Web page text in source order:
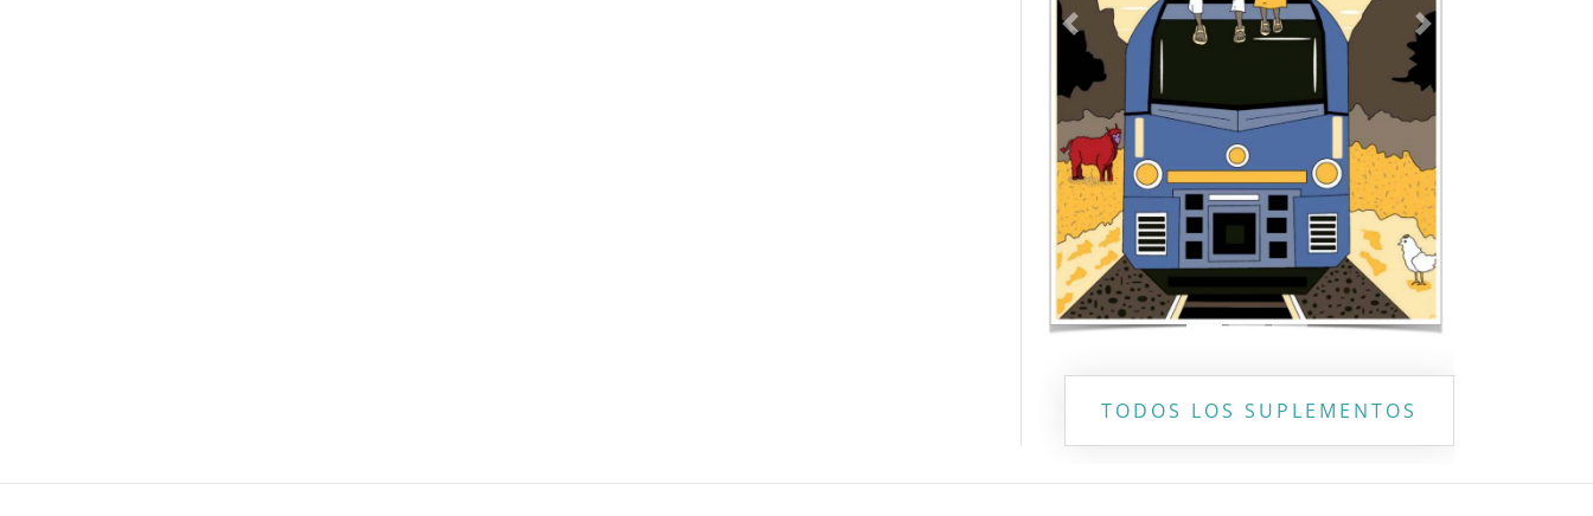
Previous Next
TODOS LOS SUPLEMENTOS